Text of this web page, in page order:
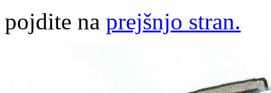
pojdite na prejšnjo stran.